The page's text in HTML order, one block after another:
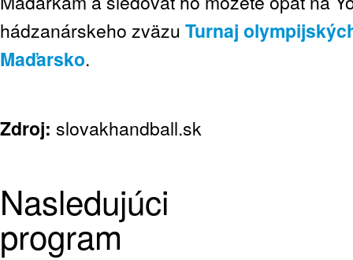
hádzanárskeho zväzu Turnaj
Maďarsko.
Zdroj: slovakhandball.sk
Nasledujúci
program